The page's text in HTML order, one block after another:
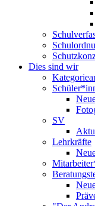
Dies sind wir
SV
Lehrkräfte